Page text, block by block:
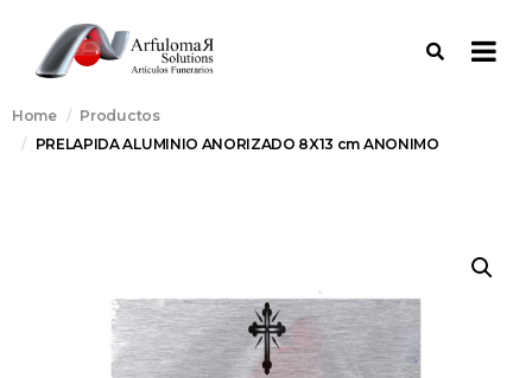
Home
Productos
PRELAPIDA ALUMINIO ANORIZADO 8X13 cm ANONIMO